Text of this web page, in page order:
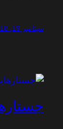
سپتامبر 19, 2018